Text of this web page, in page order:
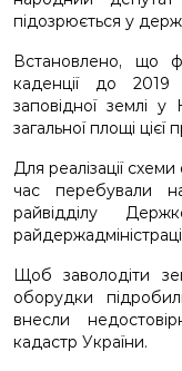
підозрюється у
Встановлено, що
каденції до
заповідної землі
загальної площі
Для реалізації схеми
час перебували
райвідділу
Щоб заволодіти
оборудки
внесли
кадастр України.